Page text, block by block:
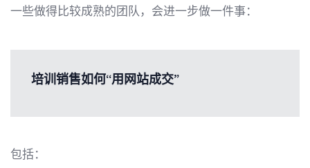
一些做得比较成熟的团队，会进一步做一件事：
培训销售如何“用网站成交”
包括：